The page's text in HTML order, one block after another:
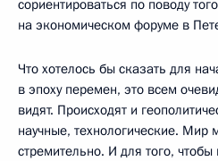
сориентироваться по поводу
на экономическом форуме в
Что хотелось бы сказать для
в эпоху перемен, это всем
видят. Происходят и
научные, технологические. Мир
стремительно. И для того,